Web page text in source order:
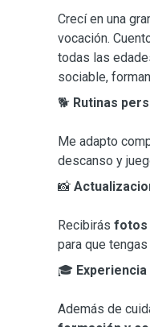
Crecí en una
vocación.
todas las
sociable,
🐕 Rutinas
Me adapto
descanso y
📸
Recibirás fotos
para que
🎓
Además de